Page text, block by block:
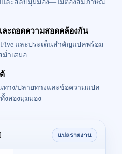
ะถอดความสอดคล้องกัน
และประเด็นสำคัญแปลพร้อม
ำเสมอ
าง/ปลายทางและข้อความแปล
งสองมุมมอง
แปลรายงาน